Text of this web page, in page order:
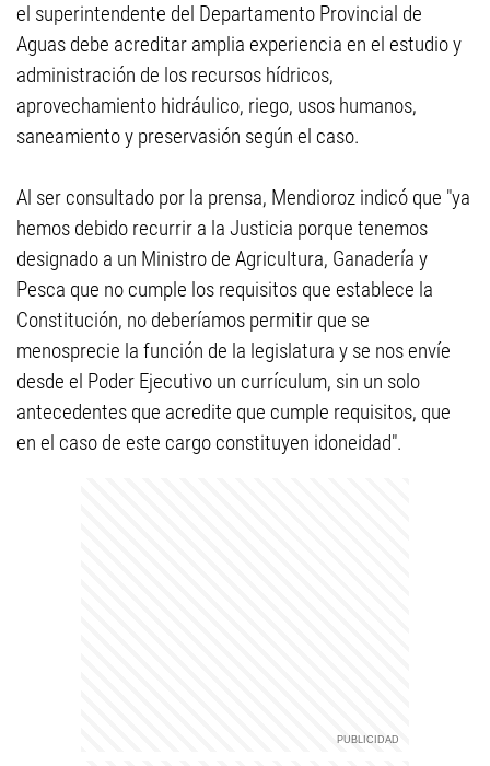
el superintendente del Departamento Provincial de
Aguas debe acreditar amplia experiencia en el estudio y
administración de los recursos hídricos,
aprovechamiento hidráulico, riego, usos humanos,
saneamiento y preservasión según el caso.
Al ser consultado por la prensa, Mendioroz indicó que "ya
hemos debido recurrir a la Justicia porque tenemos
designado a un Ministro de Agricultura, Ganadería y
Pesca que no cumple los requisitos que establece la
Constitución, no deberíamos permitir que se
menosprecie la función de la legislatura y se nos envíe
desde el Poder Ejecutivo un currículum, sin un solo
antecedentes que acredite que cumple requisitos, que
en el caso de este cargo constituyen idoneidad".